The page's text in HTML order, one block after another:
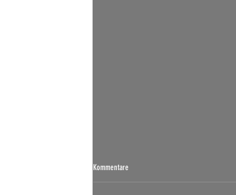
Börsen Radar 07.08.2026
Kommentare